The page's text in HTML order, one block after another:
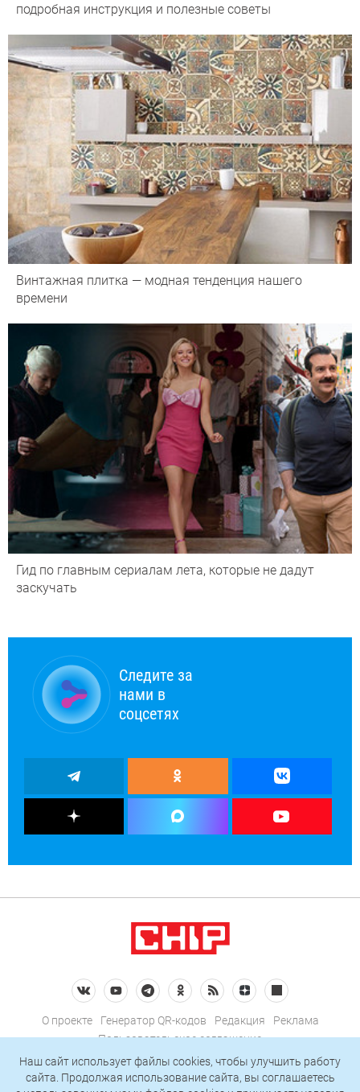
подробная инструкция и полезные советы
Винтажная плитка — модная тенденция нашего
времени
Гид по главным сериалам лета, которые не дадут
заскучать
Следите за
нами в
соцсетях
О проекте Генератор QR-кодов Редакция
Реклама
Пользовательское соглашение
Политика конфиденциальности
Подписаться на рассылку
Наш сайт использует файлы cookies, чтобы улучшить работу
сайта. Продолжая использование сайта, вы соглашаетесь